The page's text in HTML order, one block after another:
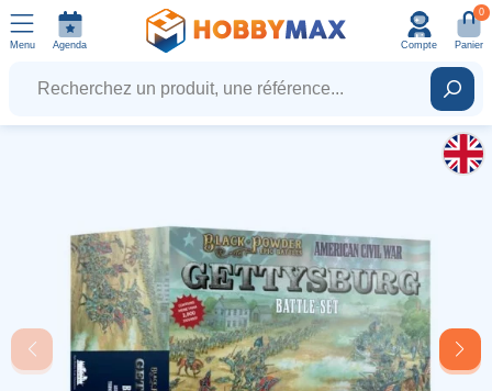
Menu Agenda Compte
0
Panier
Recherchez un produit, une référence...